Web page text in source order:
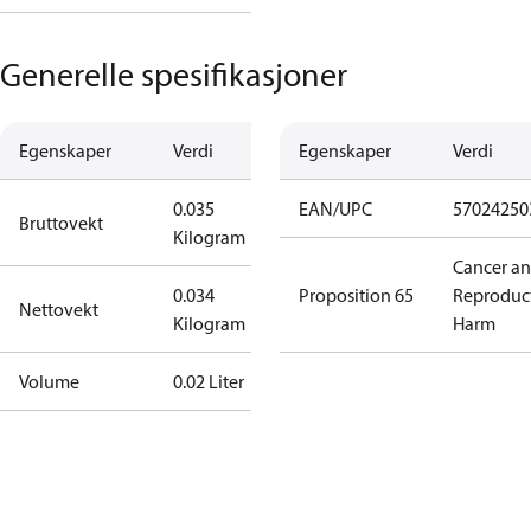
Generelle spesifikasjoner
Egenskaper Verdi
Bruttovekt
0.035
Kilogram
Nettovekt
0.034
Kilogram
Volume 0.02 Liter
Egenskaper Verdi
EAN/UPC
Proposition 65
Cancer
Harm